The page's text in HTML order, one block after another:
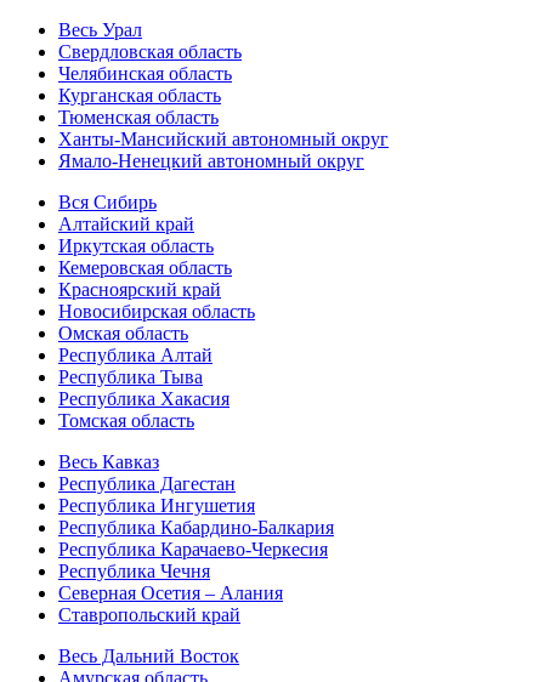
Весь Урал
Свердловская область
Челябинская область
Курганская область
Тюменская область
Ханты-Мансийский автономный округ
Ямало-Ненецкий автономный округ
Вся Сибирь
Алтайский край
Иркутская область
Кемеровская область
Красноярский край
Новосибирская область
Омская область
Республика Алтай
Республика Тыва
Республика Хакасия
Томская область
Весь Кавказ
Республика Дагестан
Республика Ингушетия
Республика Кабардино-Балкария
Республика Карачаево-Черкесия
Республика Чечня
Северная Осетия – Алания
Ставропольский край
Весь Дальний Восток
Амурская область